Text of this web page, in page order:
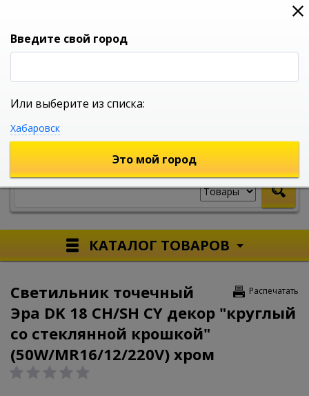
0
УНИВЕРСАЛЬНЫЙ ИНТЕРНЕТ МАГАЗИН
КАТАЛОГ ТОВАРОВ
Распечатать
Светильник точечный
Эра DK 18 CH/SH CY декор "круглый
со стеклянной крошкой"
(50W/MR16/12/220V) хром
Введите свой город
Или выберите из списка:
Хабаровск
Это мой город